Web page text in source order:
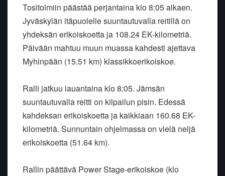
Tositoimiin päästää perjantaina klo 8:05 alkaen.
Jyväskylän itäpuolelle suuntautuvalla reitillä on
yhdeksän erikoiskoetta ja 108.24 EK-kilometriä.
Päivään mahtuu muun muassa kahdesti ajettava
Myhinpään (15.51 km) klassikkoerikoiskoe.
Ralli jatkuu lauantaina klo 8:05. Jämsän
suuntautuvalla reitti on kilpailun pisin. Edessä
kahdeksan erikoiskoetta ja kaikkiaan 160.68 EK-
kilometriä. Sunnuntain ohjelmassa on vielä neljä
erikoiskoetta (51.64 km).
Rallin päättävä Power Stage-erikoiskoe (klo